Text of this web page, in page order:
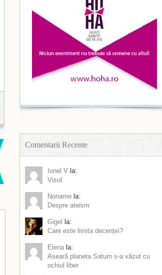
Comentarii Recente
Ionel V la:
Visul
Noname la:
Despre ateism
Gigel
la:
Care este limita decenței?
Elena la:
Aseară planeta Saturn s-a văzut cu
ochiul liber